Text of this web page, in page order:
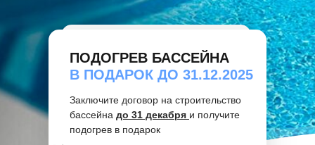
ПОДОГРЕВ БАССЕЙНА
В ПОДАРОК ДО 31.12.2025
Заключите договор на строительство
бассейна до 31 декабря и получите
подогрев в подарок